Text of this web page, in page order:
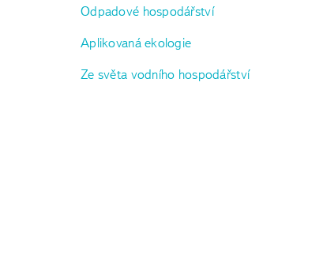
Odpadové hospodářství
Aplikovaná ekologie
Ze světa vodního hospodářství